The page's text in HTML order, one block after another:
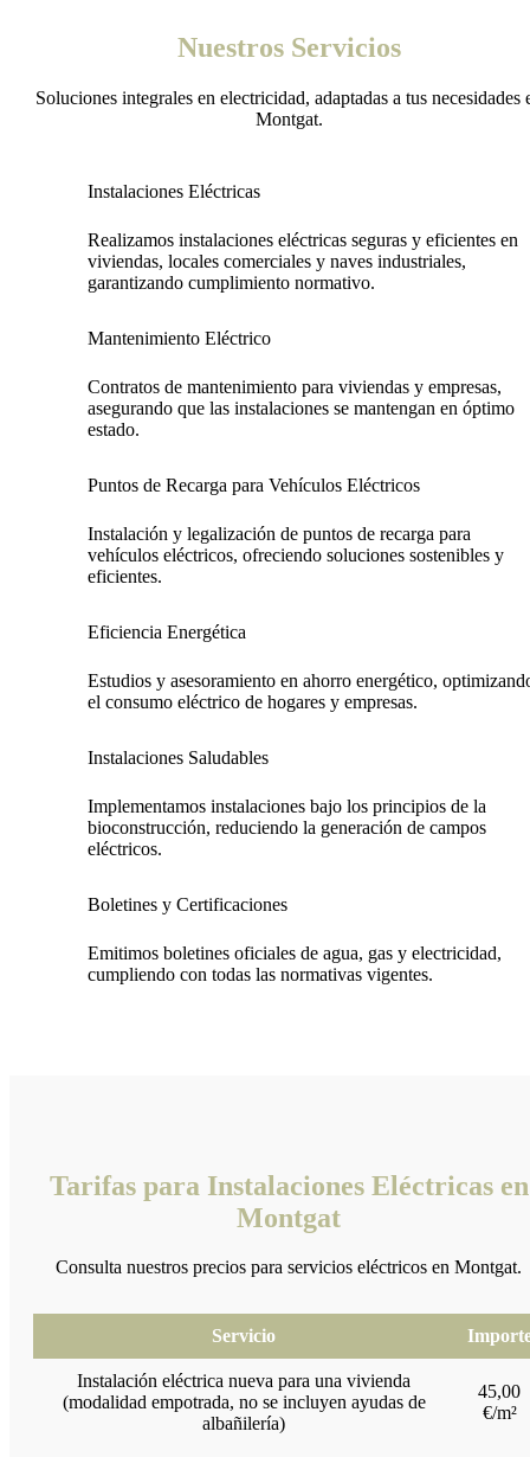
Nuestros Servicios
Soluciones integrales en electricidad, adaptadas a tus necesidades
Montgat.
Instalaciones Eléctricas
Realizamos instalaciones eléctricas seguras y eficientes en
viviendas, locales comerciales y naves industriales,
garantizando cumplimiento normativo.
Mantenimiento Eléctrico
Contratos de mantenimiento para viviendas y empresas,
asegurando que las instalaciones se mantengan en óptimo
estado.
Puntos de Recarga para Vehículos Eléctricos
Instalación y legalización de puntos de recarga para
vehículos eléctricos, ofreciendo soluciones sostenibles y
eficientes.
Eficiencia Energética
Estudios y asesoramiento en ahorro energético,
el consumo eléctrico de hogares y empresas.
Instalaciones Saludables
Implementamos instalaciones bajo los principios de la
bioconstrucción, reduciendo la generación de campos
eléctricos.
Boletines y Certificaciones
Emitimos boletines oficiales de agua, gas y electricidad,
cumpliendo con todas las normativas vigentes.
Tarifas para Instalaciones Eléctricas en
Montgat
Consulta nuestros precios para servicios eléctricos en Montgat.
Servicio
Instalación eléctrica nueva para una vivienda
(modalidad empotrada, no se incluyen ayudas de
albañilería)
45,00
€/m²